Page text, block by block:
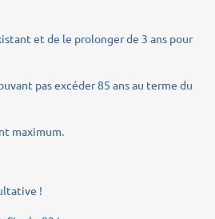
et de le prolonger de 3 ans pour
pas excéder 85 ans au terme du
maximum.
!